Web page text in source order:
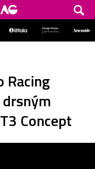
Racing
Concept